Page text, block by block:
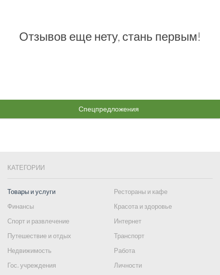
Отзывов еще нету, стань первым!
Спецпредложения
КАТЕГОРИИ
Товары и услуги
Рестораны и кафе
Финансы
Красота и здоровье
Спорт и развлечение
Интернет
Путешествие и отдых
Транспорт
Недвижимость
Работа
Гос. учреждения
Личности